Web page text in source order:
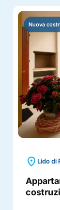
Nuova
location_on Lido di